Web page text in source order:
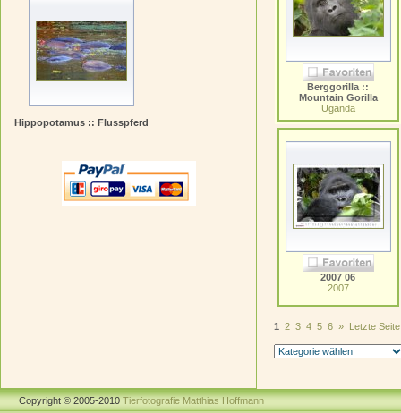
Hippopotamus :: Flusspferd
Berggorilla ::
Mountain Gorilla
Uganda
2007 06
2007
1 2 3 4 5 6 » Letzte
Copyright © 2005-2010Tierfotografie Matthias Hoffmann